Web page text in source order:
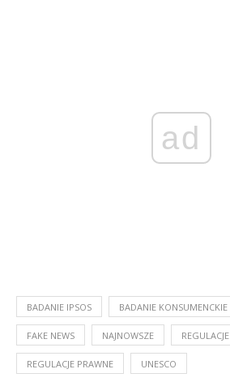
ad
BADANIE IPSOS BADANIE KONSUMENCKIE
FAKE NEWS NAJNOWSZE REGULACJE
REGULACJE PRAWNE UNESCO